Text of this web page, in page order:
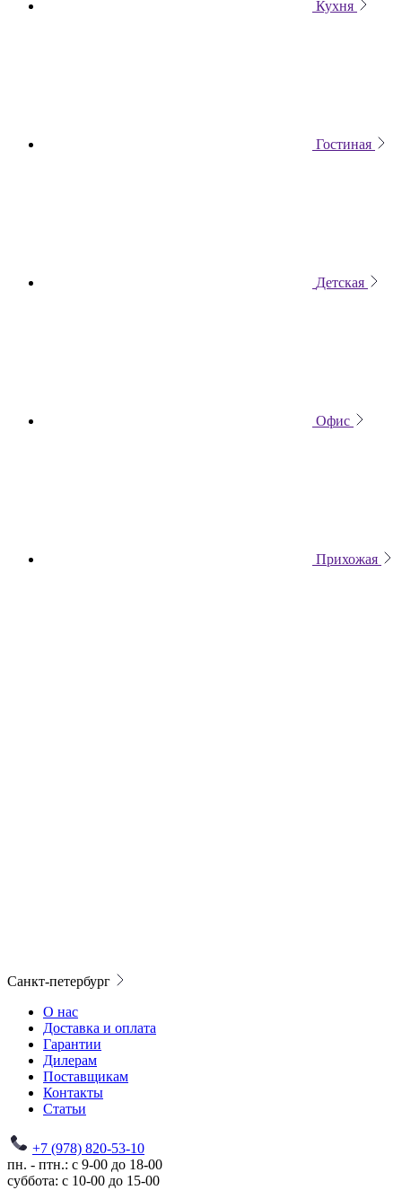
Кухня
Гостиная
Детская
Офис
Прихожая
Санкт-петербург
О нас
Доставка и оплата
Гарантии
Дилерам
Поставщикам
Контакты
Статьи
+7 (978) 820-53-10
пн. - птн.: с 9-00 до 18-00
суббота: с 10-00 до 15-00